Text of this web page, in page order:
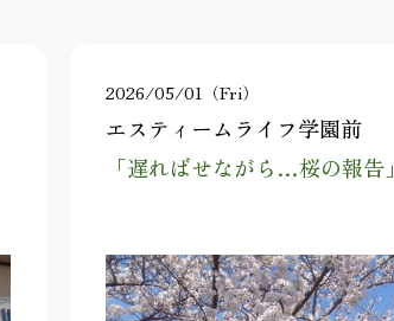
2026/05/01（Fri）
エスティームライフ学園前
「遅ればせながら…桜の報告」